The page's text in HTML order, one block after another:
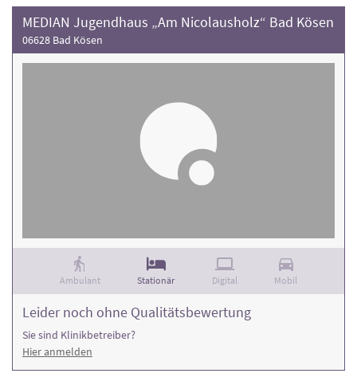
MEDIAN Jugendhaus „Am Nicolausholz“ Bad Kösen
06628 Bad Kösen
Ambulant Stationär Digital Mobil
Leider noch ohne Qualitätsbewertung
Sie sind Klinikbetreiber?
Hier anmelden